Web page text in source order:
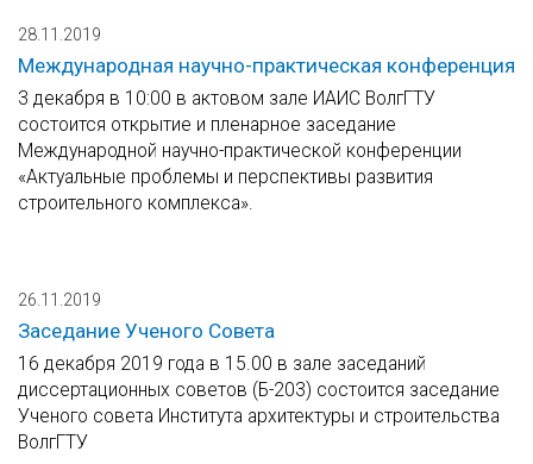
28.11.2019
Международная научно-практическая конференция
3 декабря в 10:00 в актовом зале ИАИС ВолгГТУ
состоится открытие и пленарное заседание
Международной научно-практической конференции
«Актуальные проблемы и перспективы развития
строительного комплекса».
26.11.2019
Заседание Ученого Совета
16 декабря 2019 года в 15.00 в зале заседаний
диссертационных советов (Б-203) состоится заседание
Ученого совета Института архитектуры и строительства
ВолгГТУ